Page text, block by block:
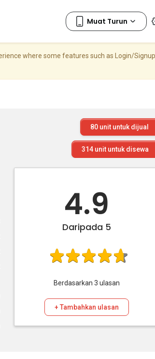
where some features such as Login/
80 unit untuk dijual
314 unit untuk disewa
4.9
Daripada 5
Berdasarkan 3 ulasan
+ Tambahkan ulasan